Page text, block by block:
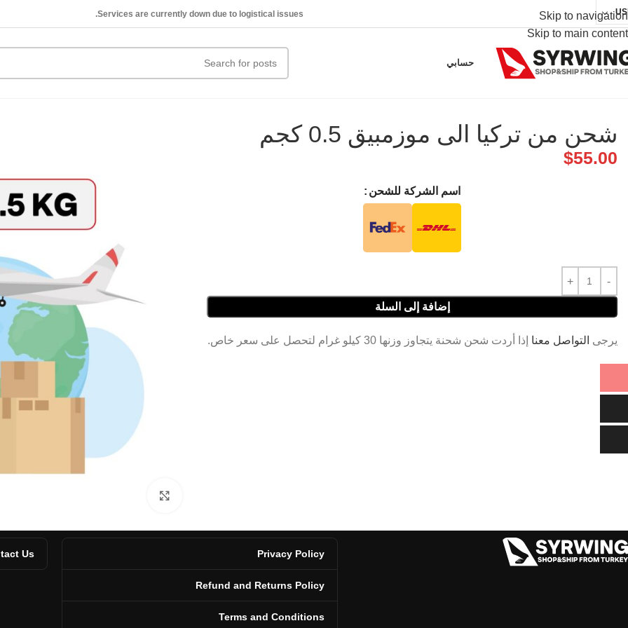
Skip to navigation
Skip to main content
Services are currently down due to logistical issues.
حسابي
شحن من تركيا الى موزمبيق 0.5 كجم
$55.00
اسم الشركة للشحن
إضافة إلى السلة
يرجى التواصل معنا إذا أردت شحن شحنة يتجاوز وزنها 30 كيلو غرام لتحصل على سعر خاص.
Privacy Policy
Refund and Returns Policy
Terms and Conditions
Us